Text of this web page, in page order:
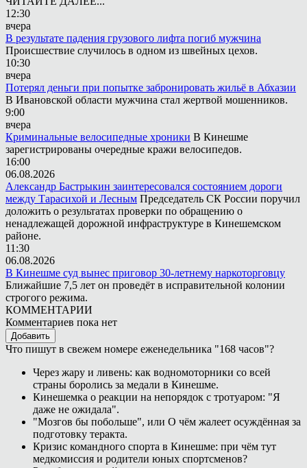
12:30
вчера
В результате падения грузового лифта погиб мужчина
Происшествие случилось в одном из швейных цехов.
10:30
вчера
Потерял деньги при попытке забронировать жильё в Абхазии
В Ивановской области мужчина стал жертвой мошенников.
9:00
вчера
Криминальные велосипедные хроники В Кинешме
зарегистрированы очередные кражи велосипедов.
16:00
06.08.2026
Александр Бастрыкин заинтересовался состоянием дороги
между Тарасихой и Лесным Председатель СК России поручил
доложить о результатах проверки по обращению о
ненадлежащей дорожной инфраструктуре в Кинешемском
районе.
11:30
06.08.2026
В Кинешме суд вынес приговор 30-летнему наркоторговцу
Ближайшие 7,5 лет он проведёт в исправительной колонии
строгого режима.
КОММЕНТАРИИ
Комментариев пока нет
Добавить
Что пишут в свежем номере еженедельника "168 часов"?
Через жару и ливень: как водномоторники со всей
страны боролись за медали в Кинешме.
Кинешемка о реакции на непорядок с тротуаром: "Я
даже не ожидала".
"Мозгов бы побольше", или О чём жалеет осуждённая за
подготовку теракта.
Кризис командного спорта в Кинешме: при чём тут
медкомиссия и родители юных спортсменов?